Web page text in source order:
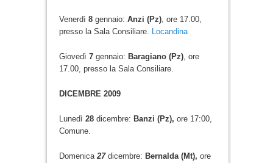
Venerdì 8gennaio: Anzi (Pz), ore 17.00,
presso la Sala Consiliare. Locandina
Giovedì 7gennaio: Baragiano (Pz), ore
17.00, presso la Sala Consiliare.
DICEMBRE 2009
Lunedì 28 dicembre: Banzi (Pz), ore 17:00,
Comune.
Domenica27dicembre: Bernalda (Mt), ore